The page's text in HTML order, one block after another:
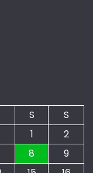
S
S
1
2
8
9